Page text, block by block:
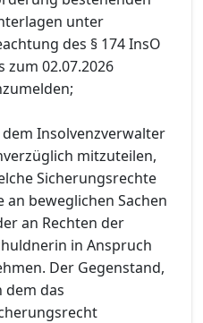
unter
des § 174 InsO
zum 02.07.2026
dem Insolvenzverwalter
mitzuteilen,
Sicherungsrechte
an beweglichen Sachen
an Rechten der
in Anspruch
Der Gegenstand,
dem das